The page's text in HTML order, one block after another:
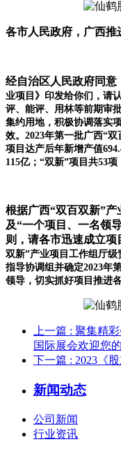
各市人民政府，广西推
经自治区人民政府同意
业项目》印发给你们，请
评、能评、用林等前期审
集约用地，积极协调落实
效。2023年第一批广西“双
项目达产后年新增产值
115亿；“双新”项目共53项
根据广西“双百双新”
及“一个项目、一名领
则，请各市迅速成立
双新”产业项目工作组厅
指导协调组并确定2023年
领导，切实抓好项目推进各
上一篇 : 聚集精
国际展会欢迎您
下一篇 : 2023《
新闻动态
公司新闻
行业资讯